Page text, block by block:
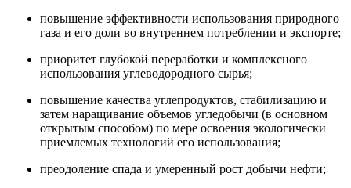
повышение эффективности использования природного
газа и его доли во внутреннем потреблении и экспорте;
приоритет глубокой переработки и комплексного
использования углеводородного сырья;
повышение качества углепродуктов, стабилизацию и
затем наращивание объемов угледобычи (в основном
открытым способом) по мере освоения экологически
приемлемых технологий его использования;
преодоление спада и умеренный рост добычи нефти;